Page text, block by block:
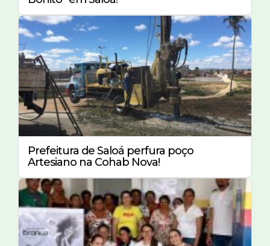
Prefeitura de Saloá perfura poço
Artesiano na Cohab Nova!